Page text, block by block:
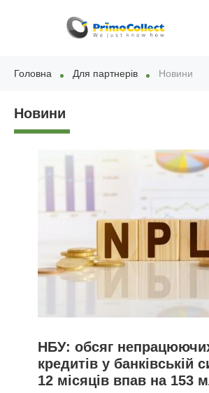
Головна Для партнерів Новини
Новини
НБУ: обсяг
кредитів у банківській
12 місяців впав на 153